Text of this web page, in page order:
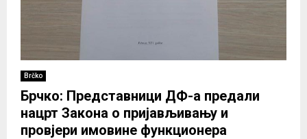
Brčko
Брчко: Представници ДФ-а предали
нацрт Закона о пријављивању и
провјери имовине функционера